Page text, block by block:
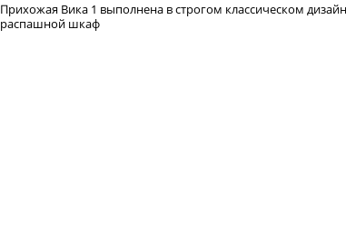
Прихожая Вика 1 выполнена в строгом классическом
распашной шкаф